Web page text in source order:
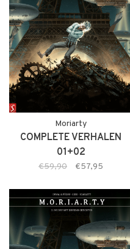
Moriarty
COMPLETE VERHALEN
01+02
€59,90 €57,95